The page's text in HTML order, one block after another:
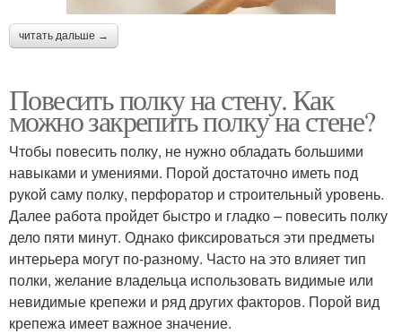
читать дальше →
Повесить полку на стену. Как
можно закрепить полку на стене?
Чтобы повесить полку, не нужно обладать большими
навыками и умениями. Порой достаточно иметь под
рукой саму полку, перфоратор и строительный уровень.
Далее работа пройдет быстро и гладко – повесить полку
дело пяти минут. Однако фиксироваться эти предметы
интерьера могут по-разному. Часто на это влияет тип
полки, желание владельца использовать видимые или
невидимые крепежи и ряд других факторов. Порой вид
крепежа имеет важное значение.